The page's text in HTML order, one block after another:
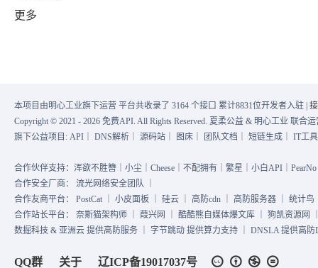
更多
本项目由明心工业旗下运营 平台共收录了 3164 个接口 累计8831位开发者入驻 |
Copyright © 2021 - 2026 免费API. All Rights Reserved. 夏柔公益 & 明心工业 联合
旗下公益项目: API DNS解析 源码站 图床 团队文档 短链生成 IT工
合作伙伴支持：浑欲不胜簪｜小尘｜Cheese｜不配拥有｜繁星｜小白API｜
合作安全厂商： 流光网络安全团队
合作友商平台： PostCat 小皮面板 硅云 高防cdn 高防服务器 统计鸟
合作站长平台： 奈斯猫架构师 葭兴网 酷酷熊自媒体爆文库 狗凯资源网
数掘科技 & 亚洲云 提供高防服务 ｜ 字节跳动 提供算力支持 ｜ DNSLA 提供高
QQ群 关于 辽ICP备19017037号